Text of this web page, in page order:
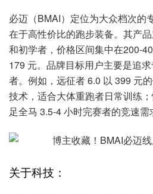
必迈（BMAI）定位为大众档次的
在于高性价比的跑步装备。其产
和初学者，价格区间集中在200-
179 元。品牌目标用户主要是追
者。例如，远征者 6.0 以 399 元
技术，适合大体重跑者日常训练
足全马 3.5-4 小时完赛者的竞速需
关于科技：